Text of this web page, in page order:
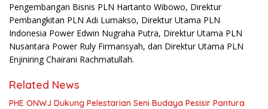
Pengembangan Bisnis PLN Hartanto Wibowo, Direktur
Pembangkitan PLN Adi Lumakso, Direktur Utama PLN
Indonesia Power Edwin Nugraha Putra, Direktur Utama PLN
Nusantara Power Ruly Firmansyah, dan Direktur Utama PLN
Enjiniring Chairani Rachmatullah.
Related News
PHE ONWJ Dukung Pelestarian Seni Budaya Pesisir Pantura